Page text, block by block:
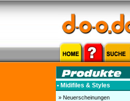
• Midifiles & Styles
» Neuerscheinungen